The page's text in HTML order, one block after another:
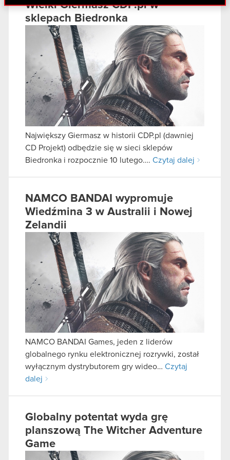
danymi otrzymanymi od Ciebie lub uzyskanymi
podczas korzystania z ich usług. Kontynuując
korzystanie z naszej witryny, zgadasz się na
używanie plików cookie.
Wielki Giermasz CDP.pl w
sklepach Biedronka
Największy Giermasz w historii CDP.pl (dawniej
CD Projekt) odbędzie się w sieci sklepów
Biedronka i rozpocznie 10 lutego…. Czytaj dalej
NAMCO BANDAI wypromuje
Wiedźmina 3 w Australii i Nowej
Zelandii
NAMCO BANDAI Games, jeden z liderów
globalnego rynku elektronicznej rozrywki, został
wyłącznym dystrybutorem gry wideo… Czytaj
dalej
Globalny potentat wyda grę
planszową The Witcher Adventure
Game